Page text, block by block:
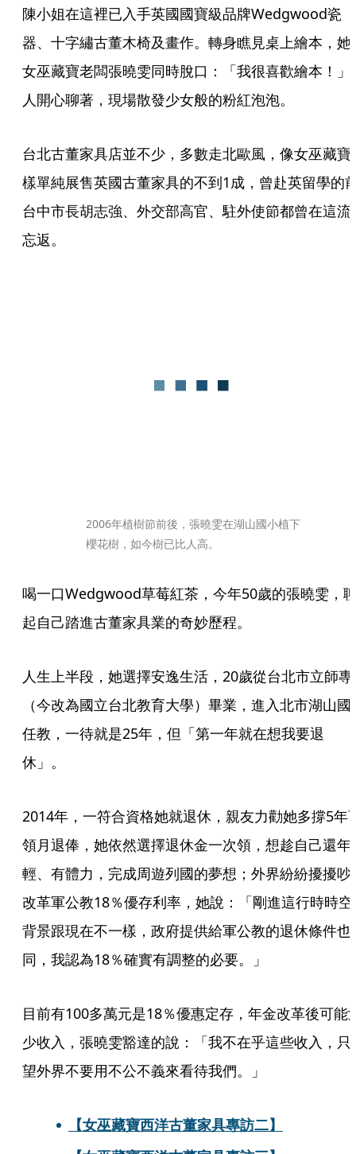
陳小姐在這裡已入手英國國寶級品牌Wedgwood瓷
器、十字繡古董木椅及畫作。轉身瞧見桌上繪本，她
女巫藏寶老闆張曉雯同時脫口：「我很喜歡繪本！」
人開心聊著，現場散發少女般的粉紅泡泡。
台北古董家具店並不少，多數走北歐風，像女巫藏寶
樣單純展售英國古董家具的不到1成，曾赴英留學的
台中市長胡志強、外交部高官、駐外使節都曾在這流
忘返。
2006年植樹節前後，張曉雯在湖山國小植下
櫻花樹，如今樹已比人高。
喝一口Wedgwood草莓紅茶，今年50歲的張曉雯，
起自己踏進古董家具業的奇妙歷程。
人生上半段，她選擇安逸生活，20歲從台北市立師專
（今改為國立台北教育大學）畢業，進入北市湖山國
任教，一待就是25年，但「第一年就在想我要退
休」。
2014年，一符合資格她就退休，親友力勸她多撐5年
領月退俸，她依然選擇退休金一次領，想趁自己還年
輕、有體力，完成周遊列國的夢想；外界紛紛擾擾吵
改革軍公教18％優存利率，她說：「剛進這行時時空
背景跟現在不一樣，政府提供給軍公教的退休條件也
同，我認為18％確實有調整的必要。」
目前有100多萬元是18％優惠定存，年金改革後可能
少收入，張曉雯豁達的說：「我不在乎這些收入，只
望外界不要用不公不義來看待我們。」
【女巫藏寶西洋古董家具專訪二】